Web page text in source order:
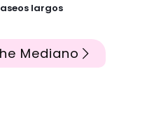
largos
Mediano